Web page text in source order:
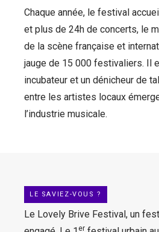
Chaque année, le festival
et plus de 24h de concerts, le
de la scène française et
jauge de 15 000 festivaliers. Il
incubateur et un dénicheur de
entre les artistes locaux
l’industrie musicale.
LE SAVIEZ-VOUS ?
Le Lovely Brive Festival, un
er